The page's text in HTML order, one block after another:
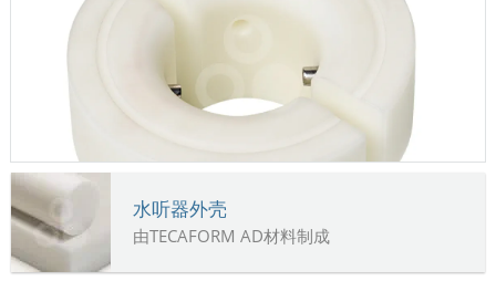
水听器外壳
由TECAFORM AD材料制成